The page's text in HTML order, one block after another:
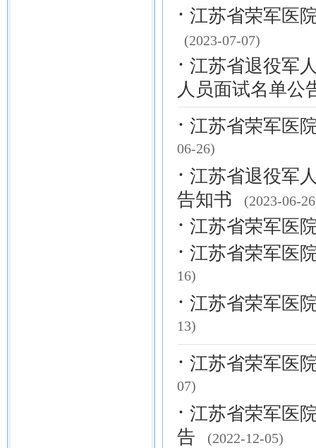
· 江苏省荣军医
(2023-07-07)
· 江苏省退役军
人员面试名单公
· 江苏省荣军医
06-26)
· 江苏省退役军
告知书
(2023-06-
· 江苏省荣军医
· 江苏省荣军医
16)
· 江苏省荣军医
13)
· 江苏省荣军医
07)
· 江苏省荣军医
告
(2022-12-05)